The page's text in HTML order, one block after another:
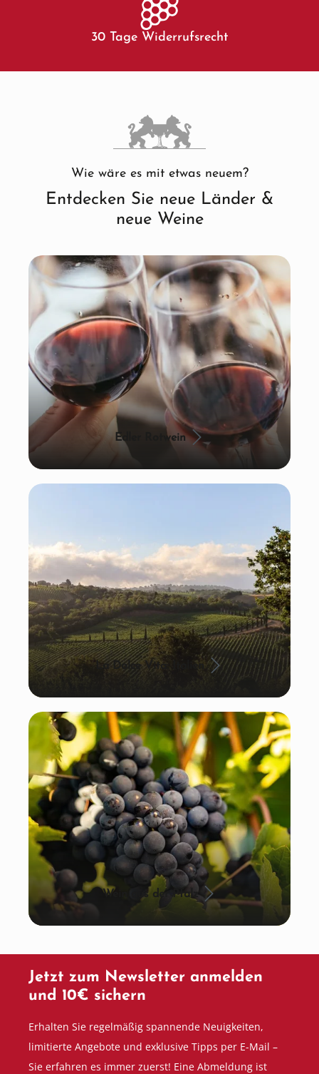
30 Tage Widerrufsrecht
Wie wäre es mit etwas neuem?
Entdecken Sie neue Länder &
neue Weine
Edler Rotwein
La Dolce Vita: Italien
Wein aus der Pfalz
Jetzt zum Newsletter anmelden
und 10€ sichern
Erhalten Sie regelmäßig spannende Neuigkeiten,
limitierte Angebote und exklusive Tipps per E-Mail –
Sie erfahren es immer zuerst! Eine Abmeldung ist